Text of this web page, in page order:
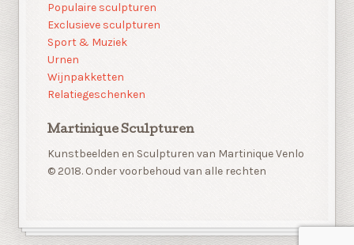
Populaire sculpturen
Exclusieve sculpturen
Sport & Muziek
Urnen
Wijnpakketten
Relatiegeschenken
Martinique Sculpturen
Kunstbeelden en Sculpturen van Martinique Venlo
© 2018. Onder voorbehoud van alle rechten